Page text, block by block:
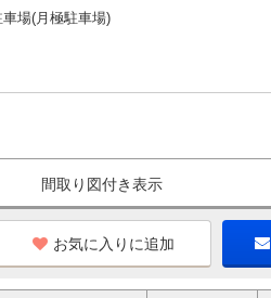
車場(月極駐車場)
間取り図付き表示
お気に入りに追加